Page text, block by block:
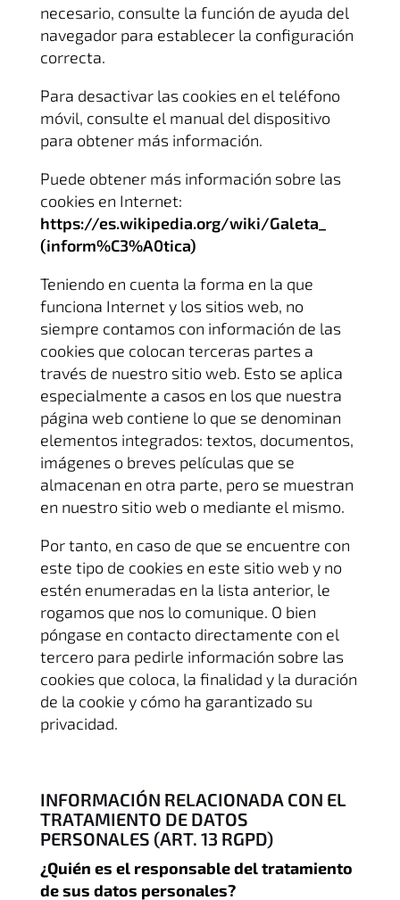
necesario, consulte la función de ayuda del
navegador para establecer la configuración
correcta.
Para desactivar las cookies en el teléfono
móvil, consulte el manual del dispositivo
para obtener más información.
Puede obtener más información sobre las
cookies en Internet:
https://es.wikipedia.org/wiki/Galeta_
(inform%C3%A0tica)
Teniendo en cuenta la forma en la que
funciona Internet y los sitios web, no
siempre contamos con información de las
cookies que colocan terceras partes a
través de nuestro sitio web. Esto se aplica
especialmente a casos en los que nuestra
página web contiene lo que se denominan
elementos integrados: textos, documentos,
imágenes o breves películas que se
almacenan en otra parte, pero se muestran
en nuestro sitio web o mediante el mismo.
Por tanto, en caso de que se encuentre con
este tipo de cookies en este sitio web y no
estén enumeradas en la lista anterior, le
rogamos que nos lo comunique. O bien
póngase en contacto directamente con el
tercero para pedirle información sobre las
cookies que coloca, la finalidad y la duración
de la cookie y cómo ha garantizado su
privacidad.
INFORMACIÓN RELACIONADA CON EL
TRATAMIENTO DE DATOS
PERSONALES (ART. 13 RGPD)
¿Quién es el responsable del tratamiento
de sus datos personales?